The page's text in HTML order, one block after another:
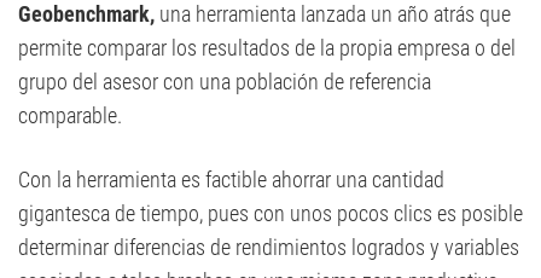
Geobenchmark, una herramienta lanzada un año atrás que
permite comparar los resultados de la propia empresa o del
grupo del asesor con una población de referencia
comparable.
Con la herramienta es factible ahorrar una cantidad
gigantesca de tiempo, pues con unos pocos clics es posible
determinar diferencias de rendimientos logrados y variables